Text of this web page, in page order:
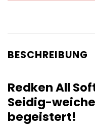
BESCHREIBUNG
Redken All
Seidig-
begeistert!